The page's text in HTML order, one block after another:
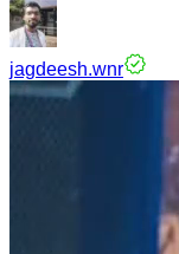
jagdeesh.wnr